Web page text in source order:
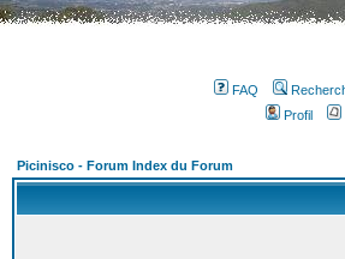
FAQ
Profil
Picinisco - Forum Index du Forum